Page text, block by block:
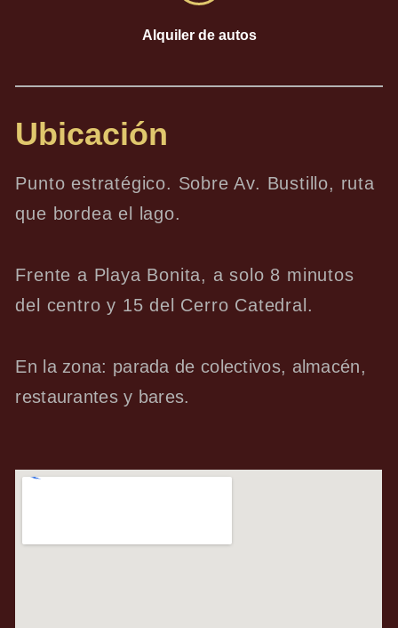
Alquiler de autos
Ubicación
Punto estratégico. Sobre Av. Bustillo, ruta
que bordea el lago.
Frente a Playa Bonita, a solo 8 minutos
del centro y 15 del Cerro Catedral.
En la zona: parada de colectivos, almacén,
restaurantes y bares.